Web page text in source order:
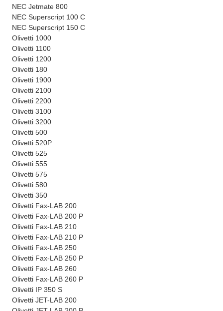
NEC Jetmate 800
NEC Superscript 100 C
NEC Superscript 150 C
Olivetti 1000
Olivetti 1100
Olivetti 1200
Olivetti 180
Olivetti 1900
Olivetti 2100
Olivetti 2200
Olivetti 3100
Olivetti 3200
Olivetti 500
Olivetti 520P
Olivetti 525
Olivetti 555
Olivetti 575
Olivetti 580
Olivetti 350
Olivetti Fax-LAB 200
Olivetti Fax-LAB 200 P
Olivetti Fax-LAB 210
Olivetti Fax-LAB 210 P
Olivetti Fax-LAB 250
Olivetti Fax-LAB 250 P
Olivetti Fax-LAB 260
Olivetti Fax-LAB 260 P
Olivetti IP 350 S
Olivetti JET-LAB 200